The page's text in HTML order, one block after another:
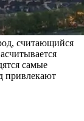
считающийся
самые
привлекают